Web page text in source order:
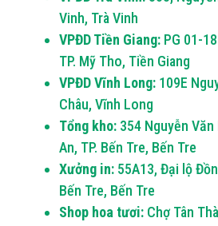
Vinh, Trà Vinh
VPĐD Tiền Giang: PG 01-
TP. Mỹ Tho, Tiền Giang
VPĐD Vĩnh Long: 109E
Châu, Vĩnh Long
Tổng kho: 354 Nguyễn
An, TP. Bến Tre, Bến Tre
Xưởng in: 55A13, Đại lộ
Bến Tre, Bến Tre
Shop hoa tươi: Chợ Tân